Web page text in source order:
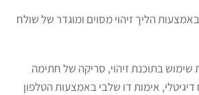
הליך זיהוי מסוים ומוגדר של שולח
שימוש בתוכנת זיהוי, סריקה של חתימה
אימות דו שלבי באמצעות הטלפון